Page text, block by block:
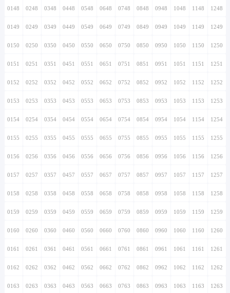
0148 0248 0348 0448 0548 0648 0748 0848 0948 1048 1148 1248
0149 0249 0349 0449 0549 0649 0749 0849 0949 1049 1149 1249
0150 0250 0350 0450 0550 0650 0750 0850 0950 1050 1150 1250
0151 0251 0351 0451 0551 0651 0751 0851 0951 1051 1151 1251
0152 0252 0352 0452 0552 0652 0752 0852 0952 1052 1152 1252
0153 0253 0353 0453 0553 0653 0753 0853 0953 1053 1153 1253
0154 0254 0354 0454 0554 0654 0754 0854 0954 1054 1154 1254
0155 0255 0355 0455 0555 0655 0755 0855 0955 1055 1155 1255
0156 0256 0356 0456 0556 0656 0756 0856 0956 1056 1156 1256
0157 0257 0357 0457 0557 0657 0757 0857 0957 1057 1157 1257
0158 0258 0358 0458 0558 0658 0758 0858 0958 1058 1158 1258
0159 0259 0359 0459 0559 0659 0759 0859 0959 1059 1159 1259
0160 0260 0360 0460 0560 0660 0760 0860 0960 1060 1160 1260
0161 0261 0361 0461 0561 0661 0761 0861 0961 1061 1161 1261
0162 0262 0362 0462 0562 0662 0762 0862 0962 1062 1162 1262
0163 0263 0363 0463 0563 0663 0763 0863 0963 1063 1163 1263